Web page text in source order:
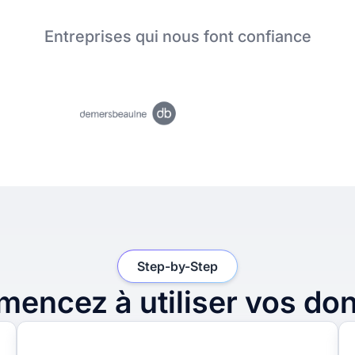
Entreprises qui nous font confiance
à utiliser vos
Step-by-Step